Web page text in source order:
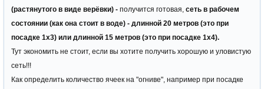
(растянутого в виде верёвки) - получится готовая, сеть в рабочем
состоянии (как она стоит в воде) - длинной 20 метров (это при
посадке 1х3) или длинной 15 метров (это при посадке 1х4).
Тут экономить не стоит, если вы хотите получить хорошую и уловистую
сеть!!!
Как определить количество ячеек на "огниве", например при посадке